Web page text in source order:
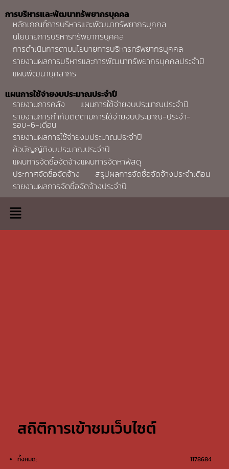
การบริหารและพัฒนาทรัพยากรบุคคล
หลักเกณฑ์การบริหารและพัฒนาทรัพยากรบุคคล
นโยบายการบริหารทรัพยากรบุคคล
การดำเนินการตามนโยบายการบริหารทรัพยากรบุคคล
รายงานผลการบริหารและการพัฒนาทรัพยากรบุคคลประจำปี
แผนพัฒนาบุคลากร
แผนการใช้จ่ายงบประมาณประจำปี
รายงานการคลัง
แผนการใช้จ่ายงบประมาณประจำปี
รายงานการกำกับติดตามการใช้จ่ายงบประมาณ-ประจำ-
รอบ-6-เดือน
รายงานผลการใช้จ่ายงบประมาณประจำปี
ข้อบัญญัติงบประมาณประจำปี
แผนการจัดซื้อจัดจ้างแผนการจัดหาพัสดุ
ประกาศจัดซื้อจัดจ้าง
สรุปผลการจัดซื้อจัดจ้างประจำเดือน
รายงานผลการจัดซื้อจัดจ้างประจำปี
สถิติการเข้าชมเว็บไซต์
1178684
ทั้งหมด: